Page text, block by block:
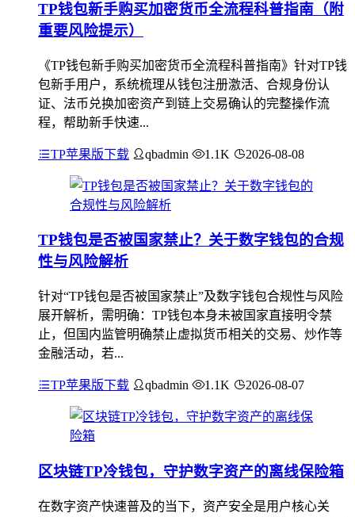
TP钱包新手购买加密货币全流程科普指南（附
重要风险提示）
《TP钱包新手购买加密货币全流程科普指南》针对TP钱
包新手用户，系统梳理从钱包注册激活、合规身份认
证、法币兑换加密资产到链上交易确认的完整操作流
程，帮助新手快速...
TP苹果版下载 qbadmin 1.1K 2026-08-08
TP钱包是否被国家禁止？关于数字钱包的合规
性与风险解析
针对“TP钱包是否被国家禁止”及数字钱包合规性与风险
展开解析，需明确：TP钱包本身未被国家直接明令禁
止，但国内监管明确禁止虚拟货币相关的交易、炒作等
金融活动，若...
TP苹果版下载 qbadmin 1.1K 2026-08-07
区块链TP冷钱包，守护数字资产的离线保险箱
在数字资产快速普及的当下，资产安全是用户核心关